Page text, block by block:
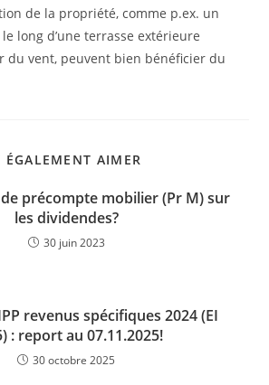
de la propriété, comme p.ex. un
long d’une terrasse extérieure
du vent, peuvent bien bénéficier du
ÉGALEMENT AIMER
précompte mobilier (Pr M) sur
les dividendes?
30 juin 2023
revenus spécifiques 2024 (EI
: report au 07.11.2025!
30 octobre 2025